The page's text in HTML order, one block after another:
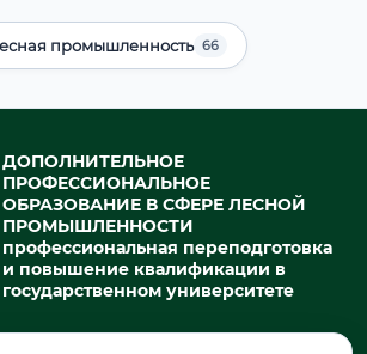
промышленность 66
ДОПОЛНИТЕЛЬНОЕ
ПРОФЕССИОНАЛЬНОЕ
ОБРАЗОВАНИЕ В СФЕРЕ ЛЕСНОЙ
ПРОМЫШЛЕННОСТИ
профессиональная переподготовка
и повышение квалификации в
государственном университете